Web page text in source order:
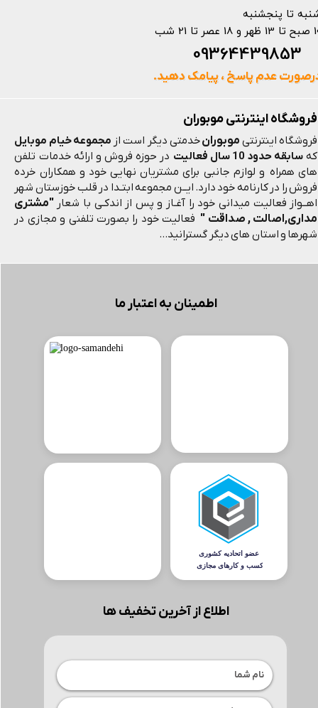
فروشگاه اینترنتی موبوران
فروشگاه اینترنتی موبورانخدمتی دیگر است از مجموعه خیام موبایل
که سابقه حدود 10 سال فعالیت
در حوزه فروش و ارائه خدمات تلفن
های همراه و لوازم جانبی برای مشتریان نهایی خود و همکاران خرده
فروش را در کارنامه خود دارد. ایــن مجموعه ابتـدا در قلب خوزستان شهر
اهــواز فعالیت میدانی خود را آغـاز و پس از اندکـی با شعار "مشتری
مداری,اصالت , صداقت " فعالیت خود را بصورت تلفنی و مجازی در
شهرها و استان های دیگر گسترانید...
اطمینان به اعتبار ما
اطلاع از آخرین تخفیف ها
تا پنجشنبه
تا 21 شب
عدم پاسخ ، پیامک دهید.